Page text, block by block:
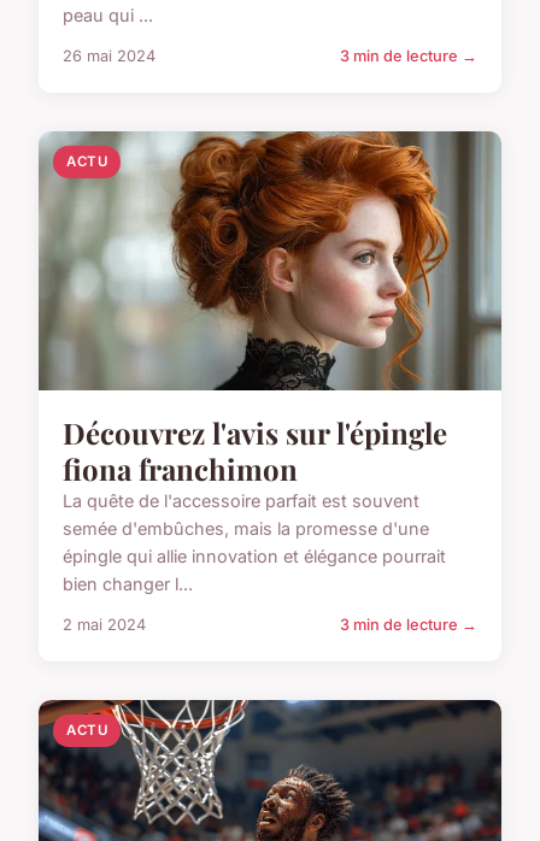
peau qui ...
26 mai 2024 3 min de lecture →
ACTU
Découvrez l'avis sur l'épingle
fiona franchimon
La quête de l'accessoire parfait est souvent
semée d'embûches, mais la promesse d'une
épingle qui allie innovation et élégance pourrait
bien changer l...
2 mai 2024 3 min de lecture →
ACTU